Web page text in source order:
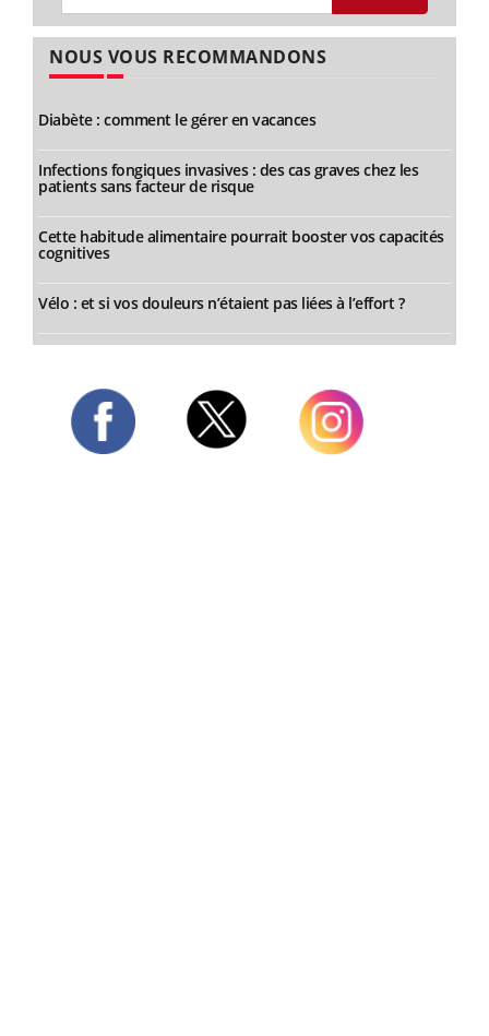
NOUS VOUS RECOMMANDONS
Diabète : comment le gérer en vacances
Infections fongiques invasives : des cas graves chez les
patients sans facteur de risque
Cette habitude alimentaire pourrait booster vos capacités
cognitives
Vélo : et si vos douleurs n’étaient pas liées à l’effort ?